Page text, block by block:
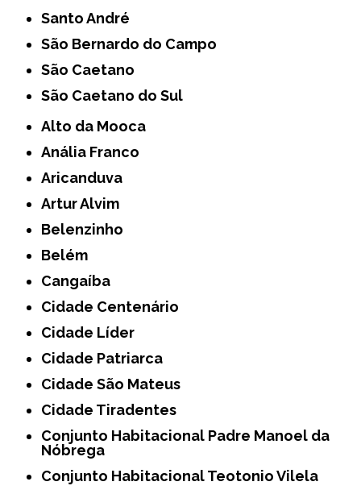
Santo André
São Bernardo do Campo
São Caetano
São Caetano do Sul
Alto da Mooca
Anália Franco
Aricanduva
Artur Alvim
Belenzinho
Belém
Cangaíba
Cidade Centenário
Cidade Líder
Cidade Patriarca
Cidade São Mateus
Cidade Tiradentes
Conjunto Habitacional Padre Manoel da
Nóbrega
Conjunto Habitacional Teotonio Vilela